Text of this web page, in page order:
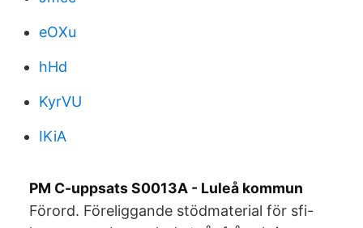
eOXu
hHd
KyrVU
IKiA
PM C-uppsats S0013A - Luleå kommun
Förord. Föreliggande stödmaterial för sfi-